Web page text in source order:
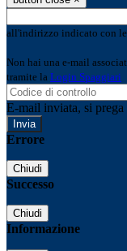
all'indirizzo indicato con le
Non hai una e-mail
tramite la Login Spaggiari
E-mail inviata, si
Errore
Chiudi
Successo
Chiudi
Informazione